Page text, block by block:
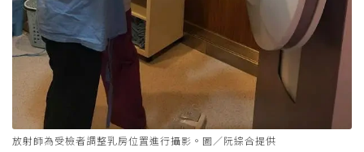
放射師為受檢者調整乳房位置進行攝影。圖／阮綜合提供